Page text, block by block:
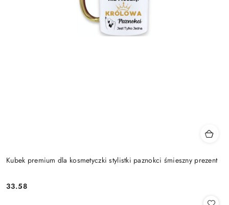
Kubek premium dla kosmetyczki stylistki paznokci śmieszny prezent
Cena:
33.58